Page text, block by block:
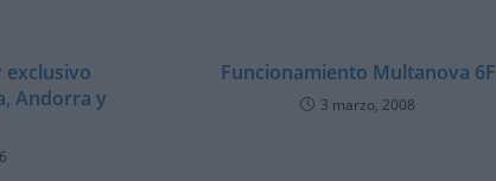
Andorra y
Funcionamiento Multanova 6F
3 marzo, 2008